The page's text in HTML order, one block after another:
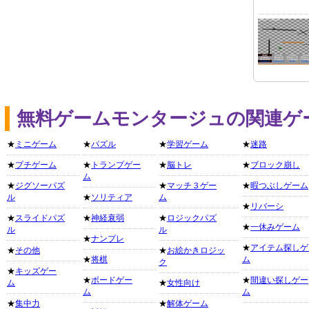
無料ゲームモンタージュの関連
★ ミニゲーム
★プチゲーム
★ジグソーパズ
ル
★スライドパズ
ル
★その他
★キッズゲー
ム
★集中力
★パズル
★ トランプゲー
ム
★ソリティア
★神経衰弱
★ナンプレ
★将棋
★ボードゲー
ム
★学習ゲーム
★脳トレ
★マッチ３ゲー
ム
★ ロジックパズ
ル
★お絵かきロジッ
ク
★女性向け
★解体ゲーム
★迷路
★ブロック崩し
★暇つぶしゲーム
★ リバーシ
★一休みゲーム
★アイテム探し
ム
★間違い探しゲー
ム